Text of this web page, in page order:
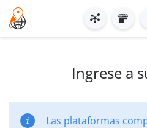
Ingrese a
Las plataformas